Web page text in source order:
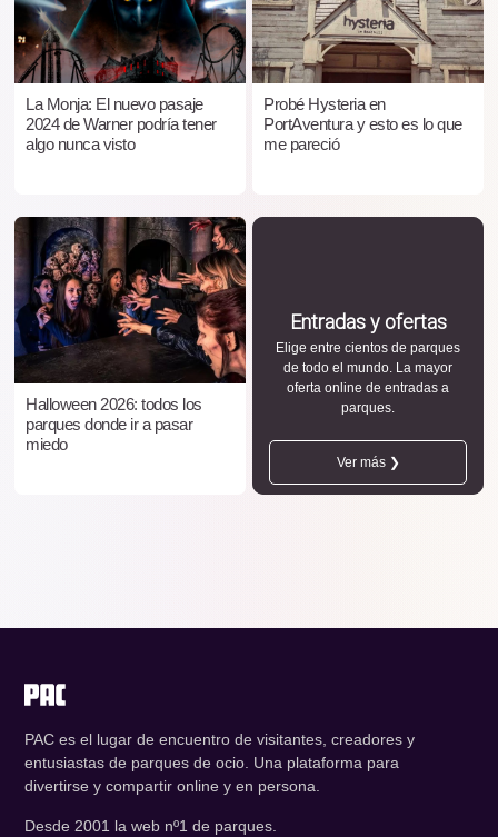
La Monja: El nuevo pasaje
2024 de Warner podría tener
algo nunca visto
Probé Hysteria en
PortAventura y esto es lo que
me pareció
Halloween 2026: todos los
parques donde ir a pasar
miedo
Entradas y ofertas
Elige entre cientos de parques
de todo el mundo. La mayor
oferta online de entradas a
parques.
Ver más ❯
PAC es el lugar de encuentro de visitantes, creadores y
entusiastas de parques de ocio. Una plataforma para
divertirse y compartir online y en persona.
Desde 2001 la web nº1 de parques.